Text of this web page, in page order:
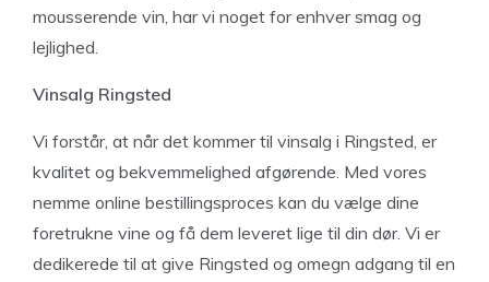
mousserende vin, har vi noget for enhver smag og
lejlighed.
Vinsalg Ringsted
Vi forstår, at når det kommer til vinsalg i Ringsted, er
kvalitet og bekvemmelighed afgørende. Med vores
nemme online bestillingsproces kan du vælge dine
foretrukne vine og få dem leveret lige til din dør. Vi er
dedikerede til at give Ringsted og omegn adgang til en